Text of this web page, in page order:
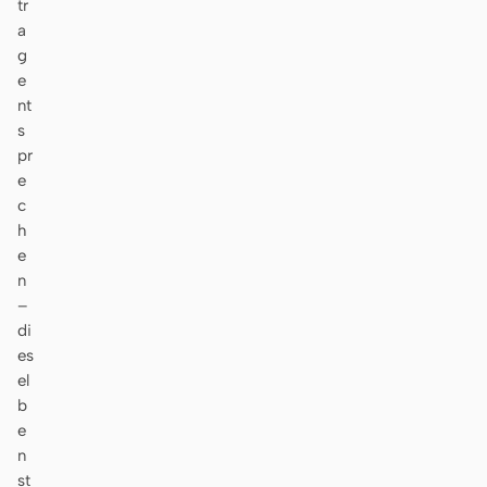
tr
a
g
e
nt
s
pr
e
c
h
e
n
–
di
es
el
b
e
n
st